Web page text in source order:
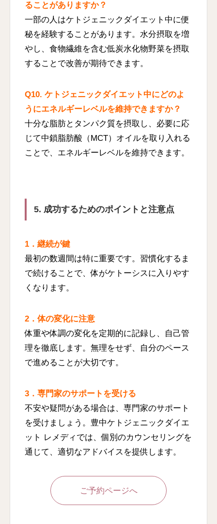
ることがありますか？
一部の人はケトジェニックダイエット中に便
秘を経験することがあります。水分摂取を増
やし、食物繊維を含む低炭水化物野菜を摂取
することで改善が期待できます。
Q10. ケトジェニックダイエット中にどのよ
うにエネルギーレベルを維持できますか？
十分な脂肪とタンパク質を摂取し、必要に応
じて中鎖脂肪酸（MCT）オイルを取り入れる
ことで、エネルギーレベルを維持できます。
5. 成功するためのポイントと注意点
1．継続が鍵
最初の数週間は特に重要です。習慣化するま
で続けることで、体がケトーシスに入りやす
くなります。
2．体の変化に注意
体重や体調の変化を定期的に記録し、自己管
理を徹底します。無理をせず、自分のペース
で進めることが大切です。
3．専門家のサポートを受ける
不安や疑問がある場合は、専門家のサポート
を受けましょう。豊中ケトジェニックダイエ
ット レメディでは、個別のカウンセリングを
通じて、適切なアドバイスを提供します。
ご予約ページへ